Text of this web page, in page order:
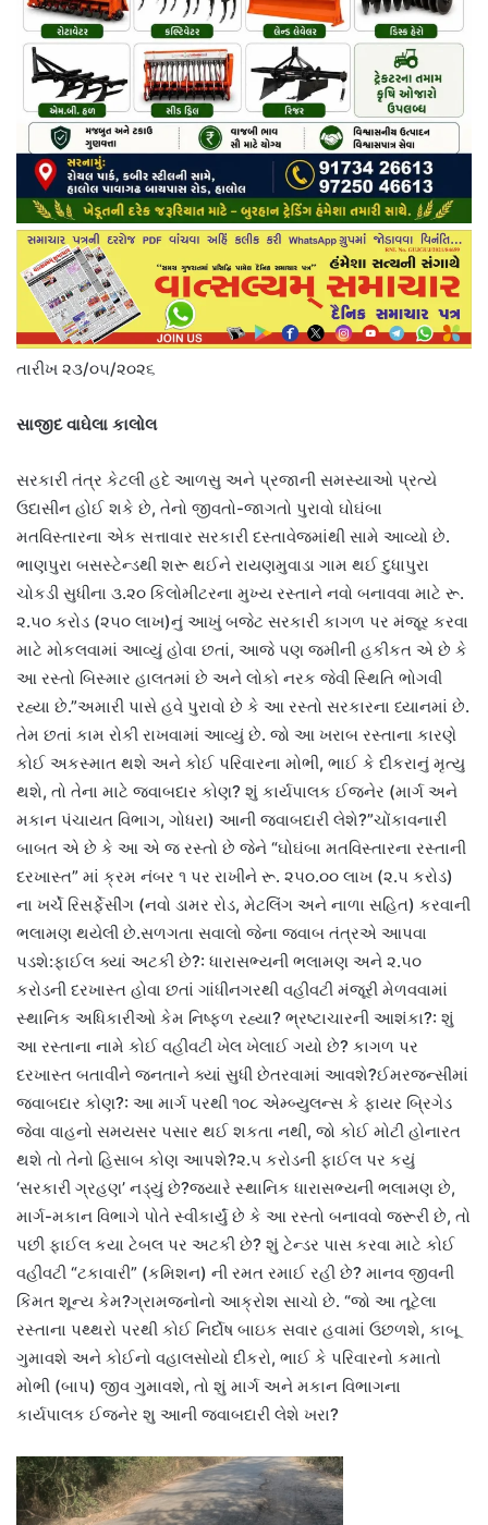
તારીખ ૨૩/૦૫/૨૦૨૬
સાજીદ વાઘેલા કાલોલ
સરકારી તંત્ર કેટલી હદે આળસુ અને પ્રજાની સમસ્યાઓ પ્રત્યે
ઉદાસીન હોઈ શકે છે, તેનો જીવતો-જાગતો પુરાવો ઘોઘંબા
મતવિસ્તારના એક સત્તાવાર સરકારી દસ્તાવેજમાંથી સામે આવ્યો છે.
ભાણપુરા બસસ્ટેન્ડથી શરૂ થઈને રાયણમુવાડા ગામ થઈ દુધાપુરા
ચોકડી સુધીના ૩.૨૦ કિલોમીટરના મુખ્ય રસ્તાને નવો બનાવવા માટે રૂ.
૨.૫૦ કરોડ (૨૫૦ લાખ)નું આખું બજેટ સરકારી કાગળ પર મંજૂર કરવા
માટે મોકલવામાં આવ્યું હોવા છતાં, આજે પણ જમીની હકીકત એ છે કે
આ રસ્તો બિસ્માર હાલતમાં છે અને લોકો નરક જેવી સ્થિતિ ભોગવી
રહ્યા છે.”અમારી પાસે હવે પુરાવો છે કે આ રસ્તો સરકારના ધ્યાનમાં છે.
તેમ છતાં કામ રોકી રાખવામાં આવ્યું છે. જો આ ખરાબ રસ્તાના કારણે
કોઈ અકસ્માત થશે અને કોઈ પરિવારના મોભી, ભાઈ કે દીકરાનું મૃત્યુ
થશે, તો તેના માટે જવાબદાર કોણ? શું કાર્યપાલક ઈજનેર (માર્ગ અને
મકાન પંચાયત વિભાગ, ગોધરા) આની જવાબદારી લેશે?”ચોંકાવનારી
બાબત એ છે કે આ એ જ રસ્તો છે જેને “ઘોઘંબા મતવિસ્તારના રસ્તાની
દરખાસ્ત” માં ક્રમ નંબર ૧ પર રાખીને રૂ. ૨૫૦.૦૦ લાખ (૨.૫ કરોડ)
ના ખર્ચે રિસર્ફેસીંગ (નવો ડામર રોડ, મેટલિંગ અને નાળા સહિત) કરવાની
ભલામણ થયેલી છે.સળગતા સવાલો જેના જવાબ તંત્રએ આપવા
પડશે:ફાઈલ ક્યાં અટકી છે?: ધારાસભ્યની ભલામણ અને ૨.૫૦
કરોડની દરખાસ્ત હોવા છતાં ગાંધીનગરથી વહીવટી મંજૂરી મેળવવામાં
સ્થાનિક અધિકારીઓ કેમ નિષ્ફળ રહ્યા? ભ્રષ્ટાચારની આશંકા?: શું
આ રસ્તાના નામે કોઈ વહીવટી ખેલ ખેલાઈ ગયો છે? કાગળ પર
દરખાસ્ત બતાવીને જનતાને ક્યાં સુધી છેતરવામાં આવશે?ઈમરજન્સીમાં
જવાબદાર કોણ?: આ માર્ગ પરથી ૧૦૮ એમ્બ્યુલન્સ કે ફાયર બ્રિગેડ
જેવા વાહનો સમયસર પસાર થઈ શકતા નથી, જો કોઈ મોટી હોનારત
થશે તો તેનો હિસાબ કોણ આપશે?૨.૫ કરોડની ફાઈલ પર કયું
‘સરકારી ગ્રહણ’ નડ્યું છે?જ્યારે સ્થાનિક ધારાસભ્યની ભલામણ છે,
માર્ગ-મકાન વિભાગે પોતે સ્વીકાર્યું છે કે આ રસ્તો બનાવવો જરૂરી છે, તો
પછી ફાઈલ કયા ટેબલ પર અટકી છે? શું ટેન્ડર પાસ કરવા માટે કોઈ
વહીવટી “ટકાવારી” (કમિશન) ની રમત રમાઈ રહી છે? માનવ જીવની
કિંમત શૂન્ય કેમ?ગ્રામજનોનો આક્રોશ સાચો છે. “જો આ તૂટેલા
રસ્તાના પથ્થરો પરથી કોઈ નિર્દોષ બાઇક સવાર હવામાં ઉછળશે, કાબૂ
ગુમાવશે અને કોઈનો વહાલસોયો દીકરો, ભાઈ કે પરિવારનો કમાતો
મોભી (બાપ) જીવ ગુમાવશે, તો શું માર્ગ અને મકાન વિભાગના
કાર્યપાલક ઈજનેર શુ આની જવાબદારી લેશે ખરા?